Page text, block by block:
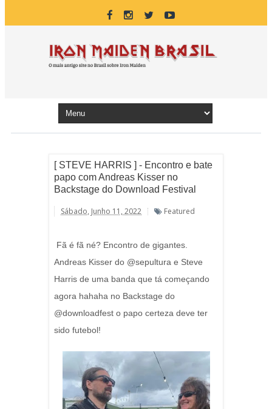
[ STEVE HARRIS ] - Encontro e bate
papo com Andreas Kisser no
Backstage do Download Festival
Sábado, Junho 11, 2022 Featured
Fã é fã né? Encontro de gigantes.
Andreas Kisser do @sepultura e Steve
Harris de uma banda que tá começando
agora hahaha no Backstage do
@downloadfest o papo certeza deve ter
sido futebol!